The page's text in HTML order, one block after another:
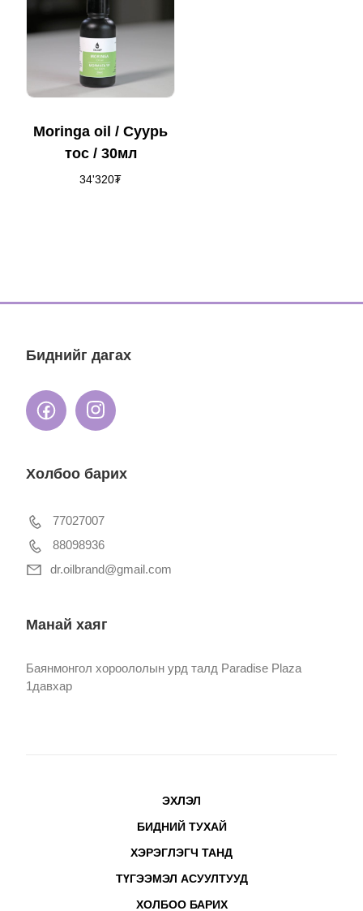
Moringa oil / Суурь
тос / 30мл
34'320₮
Биднийг дагах
Холбоо барих
77027007
88098936
dr.oilbrand@gmail.com
Манай хаяг
Баянмонгол хороололын урд талд Paradise Plaza
1давхар
ЭХЛЭЛ
БИДНИЙ ТУХАЙ
ХЭРЭГЛЭГЧ ТАНД
ТҮГЭЭМЭЛ АСУУЛТУУД
ХОЛБОО БАРИХ